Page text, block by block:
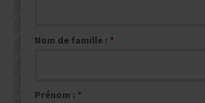
Nom de famille :
Prénom :